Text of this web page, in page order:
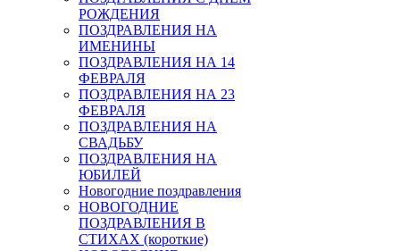
РОЖДЕНИЯ
ПОЗДРАВЛЕНИЯ НА
ИМЕНИНЫ
ПОЗДРАВЛЕНИЯ НА 14
ФЕВРАЛЯ
ПОЗДРАВЛЕНИЯ НА 23
ФЕВРАЛЯ
ПОЗДРАВЛЕНИЯ НА
СВАДЬБУ
ПОЗДРАВЛЕНИЯ НА
ЮБИЛЕЙ
Новогодние поздравления
НОВОГОДНИЕ
ПОЗДРАВЛЕНИЯ В
СТИХАХ (короткие)